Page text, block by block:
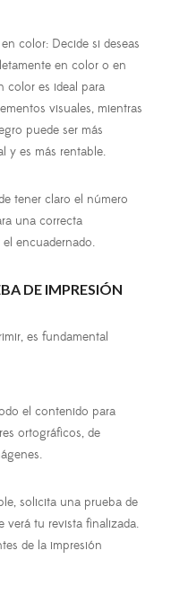
color: Decide si deseas
en color o en
color es ideal para
visuales, mientras
puede ser más
y es más rentable.
tener claro el número
una correcta
encuadernado.
DE IMPRESIÓN
es fundamental
el contenido para
ortográficos, de
solicita una prueba de
verá tu revista finalizada.
de la impresión